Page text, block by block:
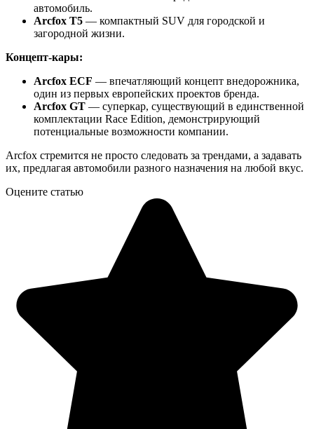
автомобиль.
Arcfox T5 — компактный SUV для городской и
загородной жизни.
Концепт-кары:
Arcfox ECF — впечатляющий концепт внедорожника,
один из первых европейских проектов бренда.
Arcfox GT — суперкар, существующий в единственной
комплектации Race Edition, демонстрирующий
потенциальные возможности компании.
Arcfox стремится не просто следовать за трендами, а задавать
их, предлагая автомобили разного назначения на любой вкус.
Оцените статью